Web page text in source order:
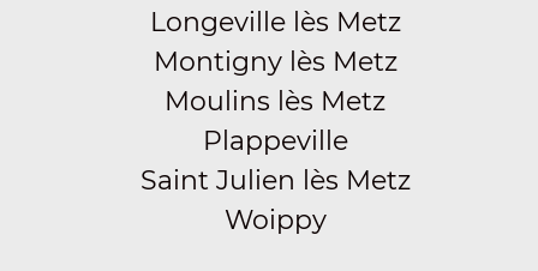
Longeville lès Metz
Montigny lès Metz
Moulins lès Metz
Plappeville
Saint Julien lès Metz
Woippy